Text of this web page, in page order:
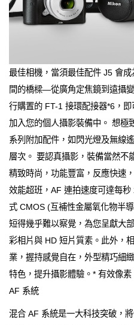
最佳相機，當須最佳配件 J5 會
間的橋樑—從廣角定焦鏡到遠攝
行購置的 FT-1 接環配接器*6，
加入您的個人攝影裝備中。 想極
系列附加配件，如閃光燈及無線
層次。 要認真攝影，裝備當然
精致時尚，功能豐富，反應快速
效能超班，AF 連拍速度可達每
式 CMOS (互補性金屬氧化物半
短得幾乎難以察覺，為您呈獻大
彩相片與 HD 短片質素。此外，
業，握持感覺自在，外型精巧細
特色，提升攝影體驗。* 有效像
AF 系統
混合 AF 系統是一大科技突破，